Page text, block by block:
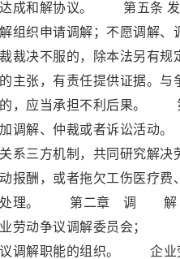
成和解协议。 第五条 发
组织申请调解；不愿调解
裁决不服的，除本法另有
主张，有责任提供证据。
，应当承担不利后果。
调解、仲裁或者诉讼活动
系三方机制，共同研究解
报酬，或者拖欠工伤医疗
处理。 第二章 调 解 第
动争议调解委员会； （
调解职能的组织。 企业